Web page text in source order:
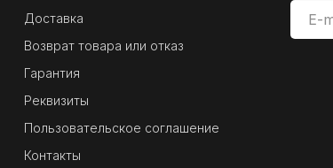
Доставка
Возврат товара или отказ
Гарантия
Реквизиты
Пользовательское соглашение
Контакты